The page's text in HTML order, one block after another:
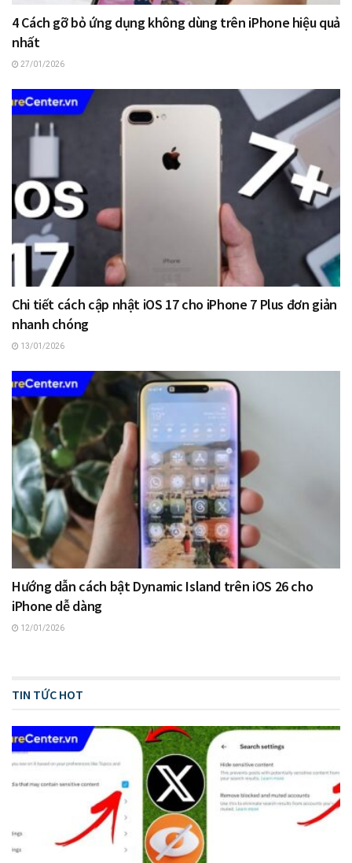
4 Cách gỡ bỏ ứng dụng không dùng trên iPhone hiệu quả
nhất
27/01/2026
Chi tiết cách cập nhật iOS 17 cho iPhone 7 Plus đơn giản
nhanh chóng
13/01/2026
Hướng dẫn cách bật Dynamic Island trên iOS 26 cho
iPhone dễ dàng
12/01/2026
TIN TỨC HOT